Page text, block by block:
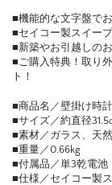
■機能的な文字盤で
■セイコー製スイー
■新築やお引越しの
■ご購入特典！取り
ト！
■商品名／壁掛け時
■サイズ／約直径
■素材／ガラス、天
■重量／0.66kg
■付属品／単3乾電池
■仕様／セイコー製